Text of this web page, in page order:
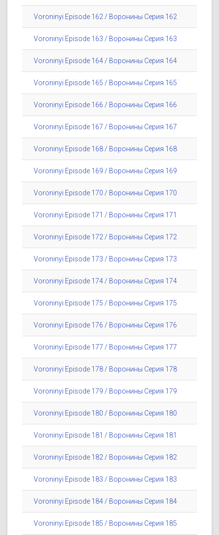
Voroninyi Episode 162 / Воронины Серия 162
Voroninyi Episode 163 / Воронины Серия 163
Voroninyi Episode 164 / Воронины Серия 164
Voroninyi Episode 165 / Воронины Серия 165
Voroninyi Episode 166 / Воронины Серия 166
Voroninyi Episode 167 / Воронины Серия 167
Voroninyi Episode 168 / Воронины Серия 168
Voroninyi Episode 169 / Воронины Серия 169
Voroninyi Episode 170 / Воронины Серия 170
Voroninyi Episode 171 / Воронины Серия 171
Voroninyi Episode 172 / Воронины Серия 172
Voroninyi Episode 173 / Воронины Серия 173
Voroninyi Episode 174 / Воронины Серия 174
Voroninyi Episode 175 / Воронины Серия 175
Voroninyi Episode 176 / Воронины Серия 176
Voroninyi Episode 177 / Воронины Серия 177
Voroninyi Episode 178 / Воронины Серия 178
Voroninyi Episode 179 / Воронины Серия 179
Voroninyi Episode 180 / Воронины Серия 180
Voroninyi Episode 181 / Воронины Серия 181
Voroninyi Episode 182 / Воронины Серия 182
Voroninyi Episode 183 / Воронины Серия 183
Voroninyi Episode 184 / Воронины Серия 184
Voroninyi Episode 185 / Воронины Серия 185